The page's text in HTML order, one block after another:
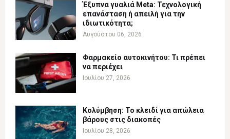
Έξυπνα γυαλιά Meta: Τεχνολογική
επανάσταση ή απειλή για την
ιδιωτικότητα;
Αυγούστου 06, 2026
Φαρμακείο αυτοκινήτου: Τι πρέπει
να περιέχει
Ιουλίου 27, 2026
Κολύμβηση: Το κλειδί για απώλεια
βάρους στις διακοπές
Ιουλίου 28, 2026